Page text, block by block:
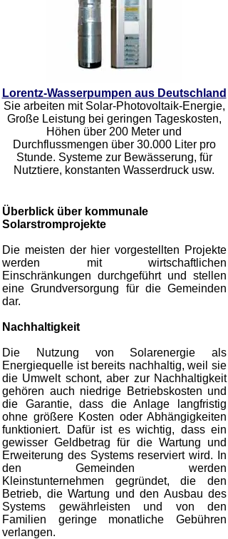
Lorentz-Wasserpumpen aus Deutschland
Sie arbeiten mit Solar-Photovoltaik-Energie,
Große Leistung bei geringen Tageskosten,
Höhen über 200 Meter und
Durchflussmengen über 30.000 Liter pro
Stunde. Systeme zur Bewässerung, für
Nutztiere, konstanten Wasserdruck usw.
Überblick über kommunale
Solarstromprojekte
Die meisten der hier vorgestellten Projekte
werden mit wirtschaftlichen
Einschränkungen durchgeführt und stellen
eine Grundversorgung für die Gemeinden
dar.
Nachhaltigkeit
Die Nutzung von Solarenergie als
Energiequelle ist bereits nachhaltig, weil sie
die Umwelt schont, aber zur Nachhaltigkeit
gehören auch niedrige Betriebskosten und
die Garantie, dass die Anlage langfristig
ohne größere Kosten oder Abhängigkeiten
funktioniert. Dafür ist es wichtig, dass ein
gewisser Geldbetrag für die Wartung und
Erweiterung des Systems reserviert wird. In
den Gemeinden werden
Kleinstunternehmen gegründet, die den
Betrieb, die Wartung und den Ausbau des
Systems gewährleisten und von den
Familien geringe monatliche Gebühren
verlangen.